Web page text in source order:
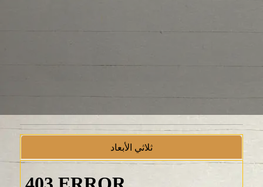
ثلاثي الأبعاد